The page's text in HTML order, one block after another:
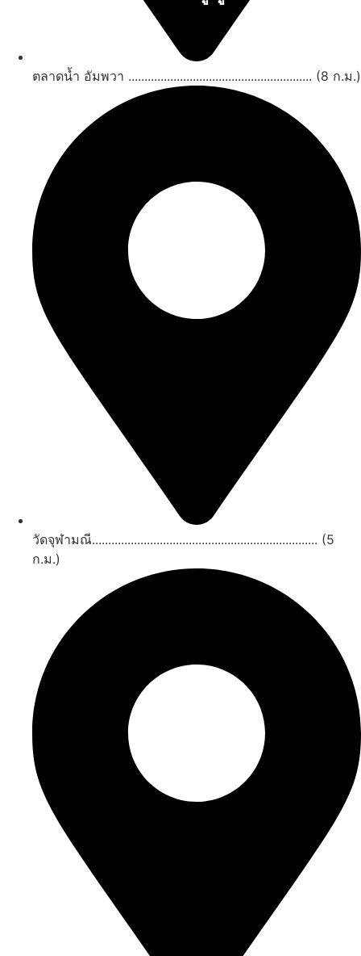
ตลาดน้ำ อัมพวา ......................................................... (8 ก.ม.)
วัดจุฬามณี...................................................................... (5
ก.ม.)